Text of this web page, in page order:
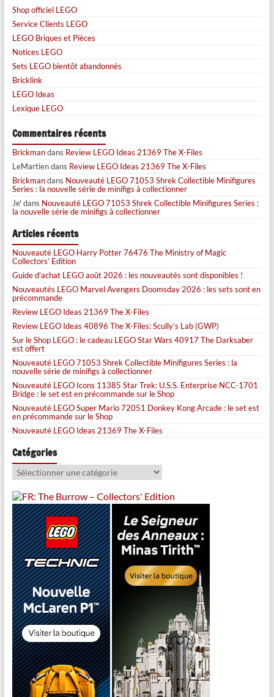
Shop officiel LEGO
Service Clients LEGO
LEGO Briques et Pièces
Notices LEGO
Sets LEGO bientôt abandonnés
Bricklink
LEGO Ideas
Lexique LEGO
Commentaires récents
Brickmandans Review LEGO Ideas 21369 The X-Files
LeMartiendans Review LEGO Ideas 21369 The X-Files
Brickmandans Nouveauté LEGO 71053 Shrek Collectible Minifigures
Series : la nouvelle série de minifigs à collectionner
Je' dans Nouveauté LEGO 71053 Shrek Collectible Minifigures Series :
la nouvelle série de minifigs à collectionner
Articles récents
Nouveauté LEGO Harry Potter 76476 The Ministry of Magic
Collectors’ Edition
Guide d’achat LEGO août 2026 : les nouveautés sont disponibles !
Nouveautés LEGO Marvel Avengers Doomsday 2026 : les sets sont en
précommande
Review LEGO Ideas 21369 The X-Files
Review LEGO Ideas 40896 The X-Files: Scully’s Lab (GWP)
Sur le Shop LEGO : le cadeau LEGO Star Wars 40917 The Darksaber
est offert
Nouveauté LEGO 71053 Shrek Collectible Minifigures Series : la
nouvelle série de minifigs à collectionner
Nouveauté LEGO Icons 11385 Star Trek: U.S.S. Enterprise NCC-1701
Bridge : le set est en précommande sur le Shop
Nouveauté LEGO Super Mario 72051 Donkey Kong Arcade : le set est
en précommande sur le Shop
Nouveauté LEGO Ideas 21369 The X-Files
Catégories
Catégories